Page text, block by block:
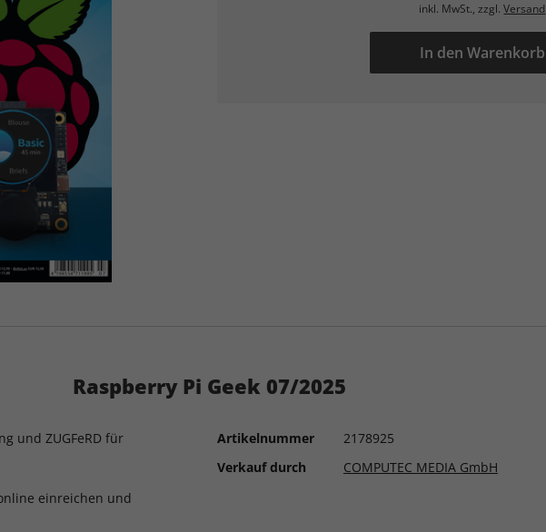
inkl. MwSt., zzgl.Versand
In den Warenkorb
Raspberry Pi Geek 07/2025
und ZUGFeRD für
einreichen und
Artikelnummer
2178925
Verkauf durch
COMPUTEC MEDIA GmbH